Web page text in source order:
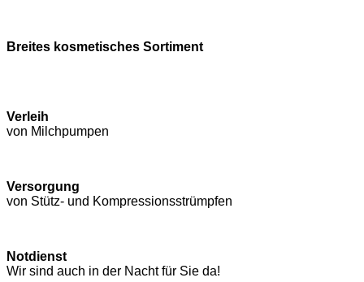
Breites kosmetisches Sortiment
Verleih
von Milchpumpen
Versorgung
von Stütz- und Kompressions­strümpfen
Notdienst
Wir sind auch in der Nacht für Sie da!